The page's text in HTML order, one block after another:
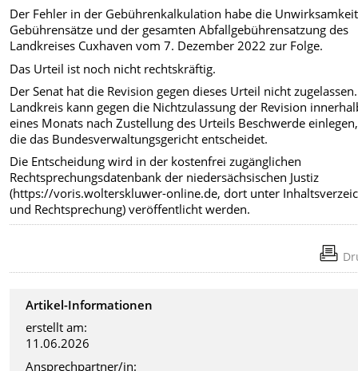
Der Fehler in der Gebührenkalkulation habe die
Gebührensätze und der gesamten Abfallgebührensatzung des
Landkreises Cuxhaven vom 7. Dezember 2022 zur Folge.
Das Urteil ist noch nicht rechtskräftig.
Der Senat hat die Revision gegen dieses Urteil nicht
Landkreis kann gegen die Nichtzulassung der Revision
eines Monats nach Zustellung des Urteils Beschwerde
die das Bundesverwaltungsgericht entscheidet.
Die Entscheidung wird in der kostenfrei zugänglichen
Rechtsprechungsdatenbank der niedersächsischen Justiz
(https://voris.wolterskluwer-online.de, dort unter
und Rechtsprechung) veröffentlicht werden.
Artikel-Informationen
erstellt am:
11.06.2026
Ansprechpartner/in: